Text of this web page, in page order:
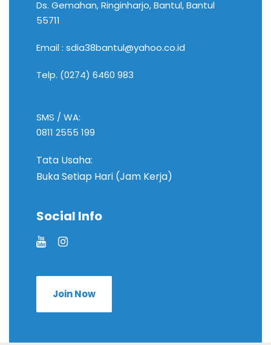
Ds. Gemahan, Ringinharjo, Bantul, Bantul
55711
Email : sdia38bantul@yahoo.co.id
Telp. (0274) 6460 983
SMS / WA:
0811 2555 199
Tata Usaha:
Buka Setiap Hari (Jam Kerja)
Social Info
Join Now